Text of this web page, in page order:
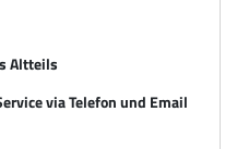
Altteils
via Telefon und Email